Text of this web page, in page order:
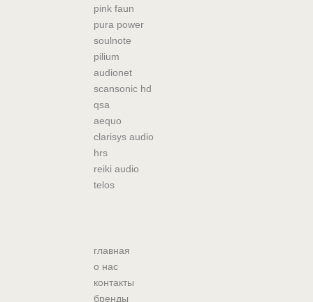
pink faun
pura power
soulnote
pilium
audionet
scansonic hd
qsa
aequo
clarisys audio
hrs
reiki audio
telos
главная
о нас
контакты
бренды